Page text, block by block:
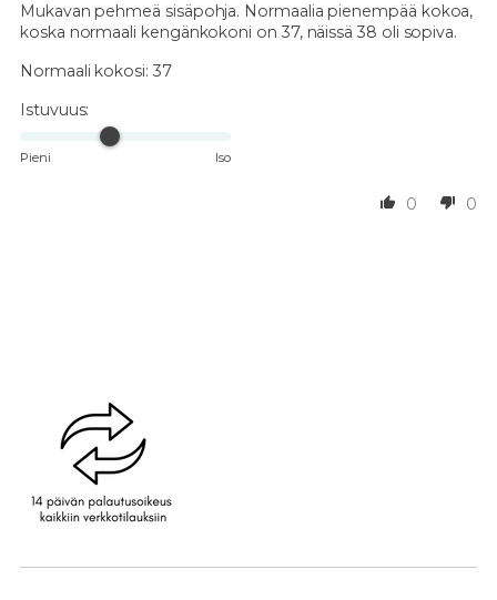
Mukavan pehmeä sisäpohja. Normaalia pienempää kokoa,
koska normaali kengänkokoni on 37, näissä 38 oli sopiva.
Normaali kokosi: 37
Istuvuus:
Pieni Iso
0 0